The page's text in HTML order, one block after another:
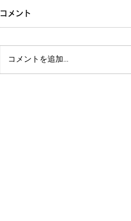
コメント
コメントを追加…